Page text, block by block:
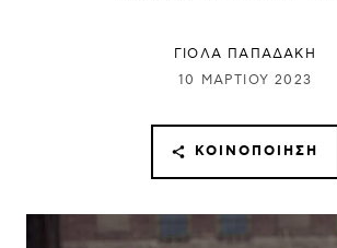
ΓΙΌΛΑ ΠΑΠΑΔΆΚΗ
10 ΜΑΡΤΊΟΥ 2023
ΚΟΙΝΟΠΟΊΗΣΗ